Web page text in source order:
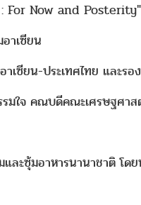
: For Now and Posterity"
าเซียน
ยน-ประเทศไทย และรอ
จ คณบดีคณะเศรษฐศาส
ะซุ้มอาหารนานาชาติ โด